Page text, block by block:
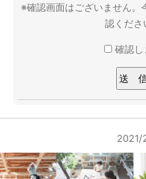
※確認画面はございません。
認くださ
確認し
2021/